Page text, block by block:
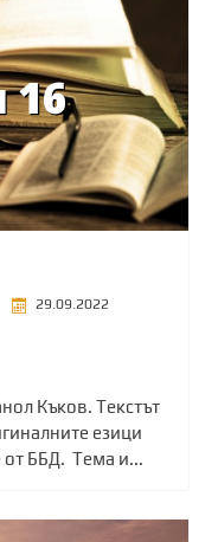
29.09.2022
Къков. Текстът
езици
от ББД. Тема и...